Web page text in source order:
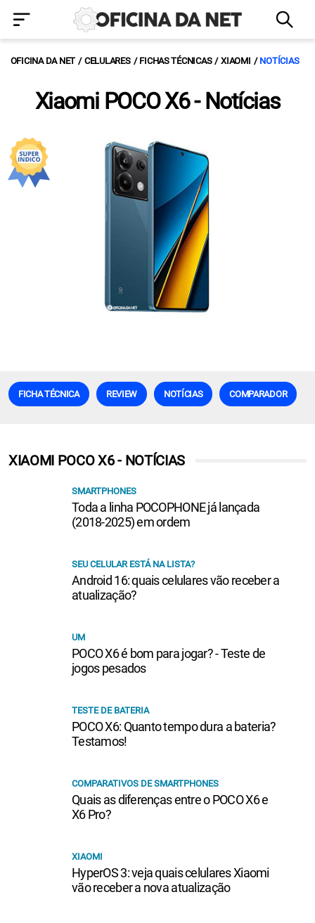
OFICINA DA NET CELULARES FICHAS TÉCNICAS XIAOMI NOTÍCIAS
Xiaomi POCO X6 - Notícias
FICHA TÉCNICA REVIEW NOTÍCIAS COMPARADOR
XIAOMI POCO X6 - NOTÍCIAS
SMARTPHONES
Toda a linha POCOPHONE já lançada
(2018-2025) em ordem
SEU CELULAR ESTÁ NA LISTA?
Android 16: quais celulares vão receber a
atualização?
UM
POCO X6 é bom para jogar? - Teste de
jogos pesados
TESTE DE BATERIA
POCO X6: Quanto tempo dura a bateria?
Testamos!
COMPARATIVOS DE SMARTPHONES
Quais as diferenças entre o POCO X6 e
X6 Pro?
XIAOMI
HyperOS 3: veja quais celulares Xiaomi
vão receber a nova atualização